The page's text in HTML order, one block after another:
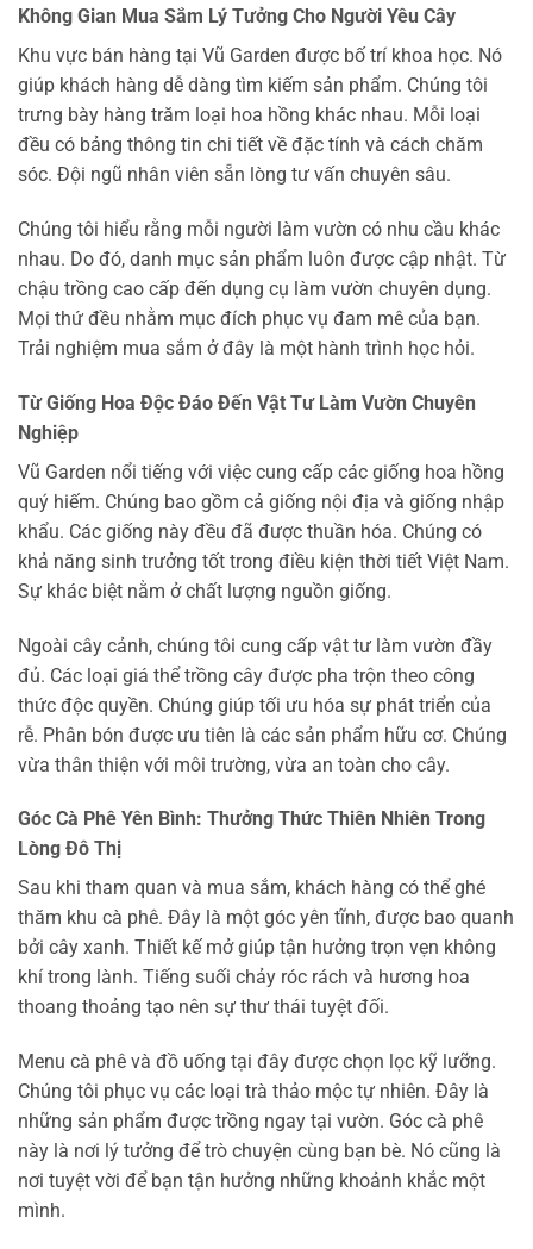
Không Gian Mua Sắm Lý Tưởng Cho Người Yêu Cây
Khu vực bán hàng tại Vũ Garden được bố trí khoa học. Nó
giúp khách hàng dễ dàng tìm kiếm sản phẩm. Chúng tôi
trưng bày hàng trăm loại hoa hồng khác nhau. Mỗi loại
đều có bảng thông tin chi tiết về đặc tính và cách chăm
sóc. Đội ngũ nhân viên sẵn lòng tư vấn chuyên sâu.
Chúng tôi hiểu rằng mỗi người làm vườn có nhu cầu khác
nhau. Do đó, danh mục sản phẩm luôn được cập nhật. Từ
chậu trồng cao cấp đến dụng cụ làm vườn chuyên dụng.
Mọi thứ đều nhằm mục đích phục vụ đam mê của bạn.
Trải nghiệm mua sắm ở đây là một hành trình học hỏi.
Từ Giống Hoa Độc Đáo Đến Vật Tư Làm Vườn Chuyên
Nghiệp
Vũ Garden nổi tiếng với việc cung cấp các giống hoa hồng
quý hiếm. Chúng bao gồm cả giống nội địa và giống nhập
khẩu. Các giống này đều đã được thuần hóa. Chúng có
khả năng sinh trưởng tốt trong điều kiện thời tiết Việt Nam.
Sự khác biệt nằm ở chất lượng nguồn giống.
Ngoài cây cảnh, chúng tôi cung cấp vật tư làm vườn đầy
đủ. Các loại giá thể trồng cây được pha trộn theo công
thức độc quyền. Chúng giúp tối ưu hóa sự phát triển của
rễ. Phân bón được ưu tiên là các sản phẩm hữu cơ. Chúng
vừa thân thiện với môi trường, vừa an toàn cho cây.
Góc Cà Phê Yên Bình: Thưởng Thức Thiên Nhiên Trong
Lòng Đô Thị
Sau khi tham quan và mua sắm, khách hàng có thể ghé
thăm khu cà phê. Đây là một góc yên tĩnh, được bao quanh
bởi cây xanh. Thiết kế mở giúp tận hưởng trọn vẹn không
khí trong lành. Tiếng suối chảy róc rách và hương hoa
thoang thoảng tạo nên sự thư thái tuyệt đối.
Menu cà phê và đồ uống tại đây được chọn lọc kỹ lưỡng.
Chúng tôi phục vụ các loại trà thảo mộc tự nhiên. Đây là
những sản phẩm được trồng ngay tại vườn. Góc cà phê
này là nơi lý tưởng để trò chuyện cùng bạn bè. Nó cũng là
nơi tuyệt vời để bạn tận hưởng những khoảnh khắc một
mình.